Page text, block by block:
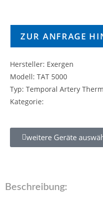
ZUR ANFRAGE
Hersteller: Exergen
Modell: TAT 5000
Typ: Temporal Artery
Kategorie:
weitere Geräte
Beschreibung: